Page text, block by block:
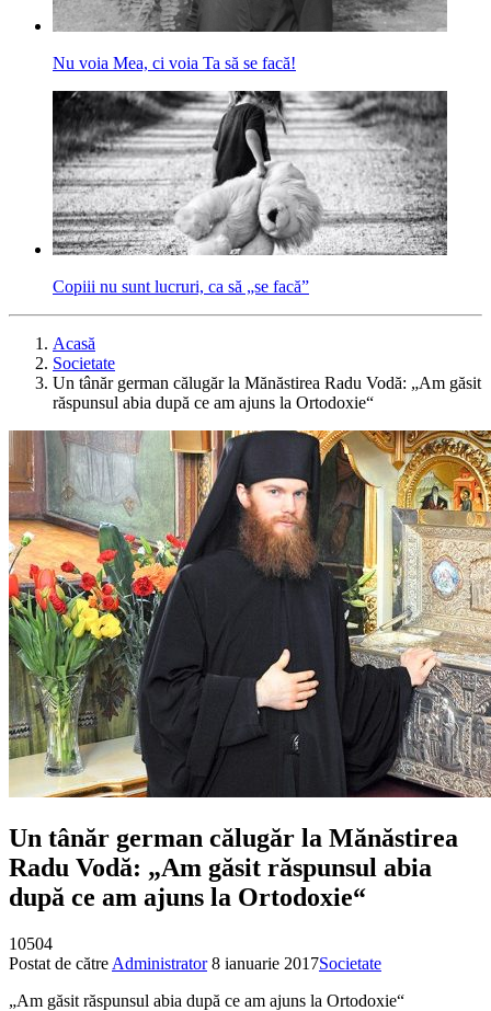
Nu voia Mea, ci voia Ta să se facă!
Copiii nu sunt lucruri, ca să „se facă”
Acasă
Societate
Un tânăr german călugăr la Mănăstirea Radu Vodă: „Am găsit
răspunsul abia după ce am ajuns la Ortodoxie“
Un tânăr german călugăr la Mănăstirea
Radu Vodă: „Am găsit răspunsul abia
după ce am ajuns la Ortodoxie“
10504
Postat de către Administrator 8 ianuarie 2017Societate
„Am găsit răspunsul abia după ce am ajuns la Ortodoxie“